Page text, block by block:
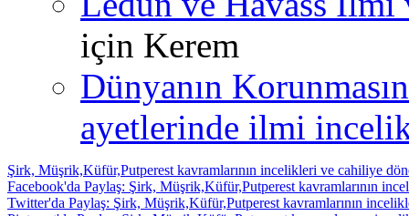
için Kerem
Dünyanın
ayetlerinde ilmi
Şirk, Müşrik,Küfür,Putperest kavramlarının incelikleri ve cahiliye
Facebook'da Paylaş: Şirk, Müşrik,Küfür,Putperest kavramlarının
Twitter'da Paylaş: Şirk, Müşrik,Küfür,Putperest kavramlarının